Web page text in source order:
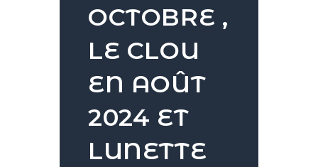
OCTOBRE ,
LE CLOU
EN AOÛT
2024 ET
LUNETTE